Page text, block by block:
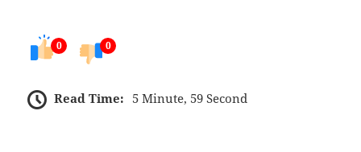
0 0
Read Time: 5 Minute, 59 Second